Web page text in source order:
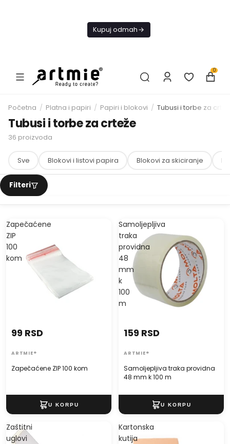
Kupuj odmah
0
Početna / Platna i papiri / Papiri i blokovi / Tubusi i torbe za
Tubusi i torbe za crteže
36 proizvoda
Sve Blokovi i listovi papira Blokovi za skiciranje
Zapečaćene
ZIP
100
kom
Zapečaćene ZIP 100 kom
99 RSD
ARTMIE®
Samoljepljiva
traka
providna
48
mm
k
100
m
Samoljepljiva traka providna
48 mm k 100 m
159 RSD
ARTMIE®
Zaštitni
uglovi
Kartonska
kutija